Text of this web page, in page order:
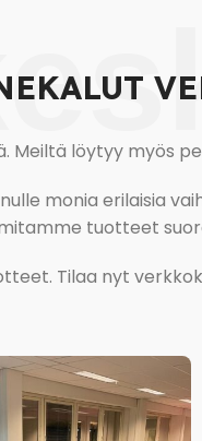
Meiltä löytyy myös
monia erilaisia
tuotteet
Tilaa nyt